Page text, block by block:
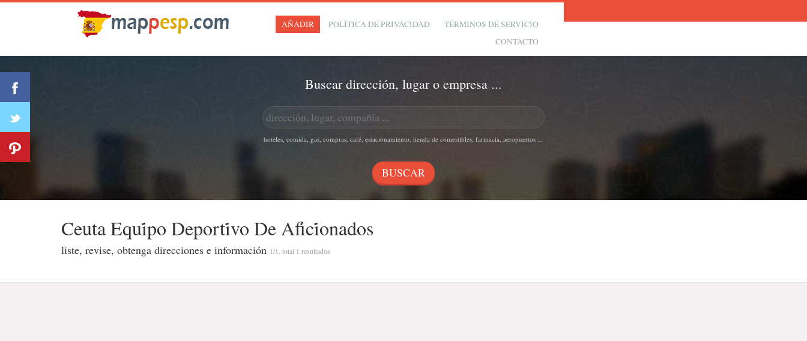
AÑADIR POLÍTICA DE PRIVACIDAD
TÉRMINOS DE SERVICIO
CONTACTO
Buscar dirección, lugar o empresa ...
hoteles, comida, gas, compras, café, estacionamiento, tienda de comestibles, farmacia, aeropuertos ...
Ceuta Equi̇po Deporti̇vo De Afi̇ci̇onados
liste, revise, obtenga direcciones e información 1/1, total 1 resultados